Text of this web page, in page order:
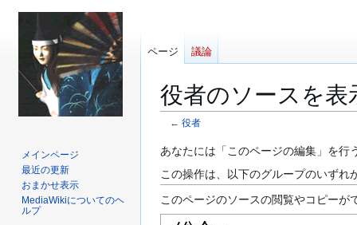
役者のソースを表
← 役者
ナ
ゲ
ー
検
に
移
あなたには「このページの編集」を行
この操作は、以下のグループのいず
このページのソースの閲覧やコピーが
ページ 議論
メインページ
最近の更新
おまかせ表示
MediaWikiについてのヘ
ルプ